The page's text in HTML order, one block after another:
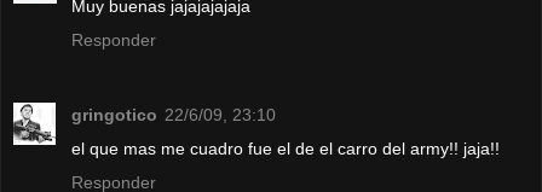
Muy buenas jajajajajaja
Responder
gringotico 22/6/09, 23:10
el que mas me cuadro fue el de el carro del army!! jaja!!
Responder